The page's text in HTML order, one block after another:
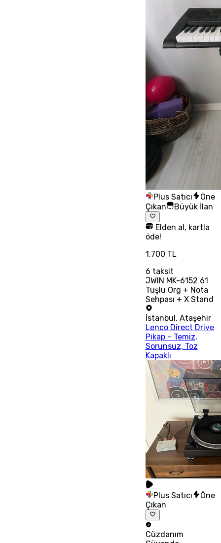
Plus Satıcı
Öne
Çıkan
Büyük İlan
Elden al, kartla
öde!
1.700 TL
6 taksit
JWIN MK-6152 61
Tuşlu Org + Nota
Sehpası + X Stand
İstanbul, Ataşehir
Lenco Direct Drive
Pikap – Temiz,
Sorunsuz, Toz
Kapaklı
Plus Satıcı
Öne
Çıkan
Cüzdanım